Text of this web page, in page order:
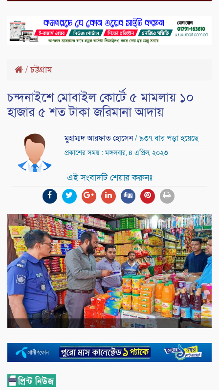
/চট্টগ্রাম
চন্দনাইশে মােবাইল কাের্টে ৫ মামলায় ১০
হাজার ৫ শত টাকা জরিমানা আদায়
মুহাম্মদ আরফাত হোসেন/ ৯৩৭ বার পড়া হয়েছে
প্রকাশের সময় : মঙ্গলবার, ৪ এপ্রিল, ২০২৩
এই সংবাদটি শেয়ার করুনঃ